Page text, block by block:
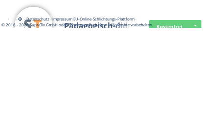
Pädagogisch-did… Kostenfrei
· · ·Datenschutz·Impressum EU-Online-Schlichtungs-Plattform·
© 2016 - 2026 SupraTix GmbH oder Partnergesellschaften - Alle Rechte vorbehalten.